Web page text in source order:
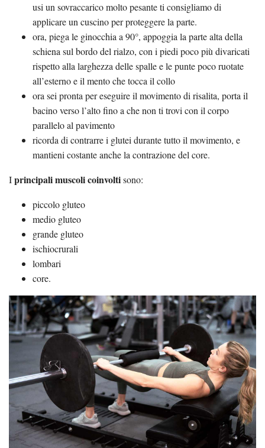
usi un sovraccarico molto pesante ti consigliamo di
applicare un cuscino per proteggere la parte.
ora, piega le ginocchia a 90°, appoggia la parte alta della
schiena sul bordo del rialzo, con i piedi poco più divaricati
rispetto alla larghezza delle spalle e le punte poco ruotate
all’esterno e il mento che tocca il collo
ora sei pronta per eseguire il movimento di risalita, porta il
bacino verso l’alto fino a che non ti trovi con il corpo
parallelo al pavimento
ricorda di contrarre i glutei durante tutto il movimento, e
mantieni costante anche la contrazione del core.
Iprincipali muscoli coinvoltisono:
piccolo gluteo
medio gluteo
grande gluteo
ischiocrurali
lombari
core.